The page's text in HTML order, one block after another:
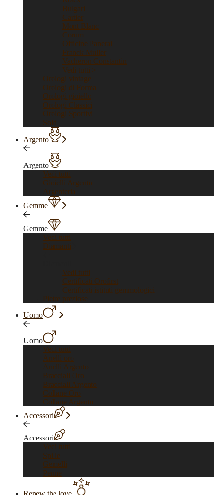
Bulgari
Cartier
Mont Blanc
Corum
Officine Panerai
Franck Muller
Vacheron Constantin
Vedi tutti >
Orologi vintage
Orologi di Forma
Orologi gioiello
Orologi Classici
Orologi Sportivi
Sold
Argento
Argento
Vedi tutti
Gioielli Argento
Argenteria
Gemme
Gemme
Vedi tutti
Diamanti
Vedi tutti
Certificati Orofirst
Certificati istituti gemmologici
Pietre preziose
Uomo
Uomo
Vedi tutti
Anelli oro
Anelli Argento
Bracciali Oro
Bracciali Argento
Collane Oro
Collane Argento
Accessori
Accessori
Vedi tutti
Spille
Gemelli
Penne
Renew the love